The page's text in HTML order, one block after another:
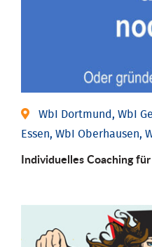
WbI Dortmund, WbI
Essen, WbI Oberhausen,
Individu­elles Coaching